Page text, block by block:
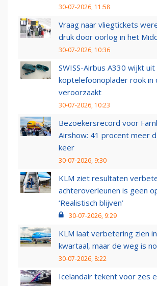
30-07-2026, 11:58
Vraag naar vliegtickets
druk door oorlog in het
30-07-2026, 10:36
SWISS-Airbus A330 wijkt
koptelefoonoplader rook in
veroorzaakt
30-07-2026, 10:23
Bezoekersrecord voor
Airshow: 41 procent meer
keer
30-07-2026, 9:30
KLM ziet resultaten
achteroverleunen is geen
‘Realistisch blijven’
30-07-2026, 9:29
KLM laat verbetering zien
kwartaal, maar de weg is
30-07-2026, 8:22
Icelandair tekent voor zes